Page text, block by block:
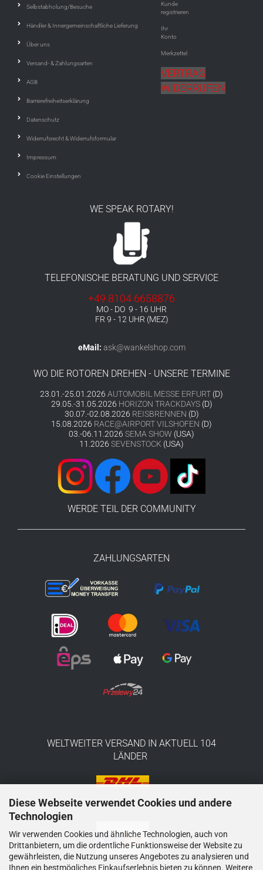
Diese Webseite verwendet Cookies und andere
Technologien
Wir verwenden Cookies und ähnliche Technologien, auch von
Drittanbietern, um die ordentliche Funktionsweise der Website zu
gewährleisten, die Nutzung unseres Angebotes zu analysieren und
Ihnen ein bestmögliches Einkaufserlebnis bieten zu können. Weitere
Selbstabholung/Besuche
Händler & Innergemeinschaftliche Lieferung
Über uns
Versand- & Zahlungsarten
AGB
Barrierefreiheitserklärung
Datenschutz
Widerrufsrecht & Widerrufsformular
Impressum
Cookie Einstellungen
Kunde
registrieren
Ihr
Konto
Merkzettel
VERTRAG
WIDERRUFEN
WE SPEAK ROTARY!
TELEFONISCHE BERATUNG UND SERVICE
+49 8104 6658876
MO - DO 9 - 16 UHR
FR 9 - 12 UHR (MEZ)
eMail: ask@wankelshop.com
WO DIE ROTOREN DREHEN - UNSERE TERMINE
23.01.-25.01.2026 AUTOMOBIL MESSE ERFURT (D)
29.05.-31.05.2026 HORIZON TRACKDAYS(D)
30.07.-02.08.2026 REISBRENNEN (D)
15.08.2026 RACE@AIRPORT VILSHOFEN (D)
03.-06.11.2026 SEMA SHOW (USA)
11.2026 SEVENSTOCK (USA)
WERDE TEIL DER COMMUNITY
ZAHLUNGSARTEN
WELTWEITER VERSAND IN AKTUELL 104
LÄNDER